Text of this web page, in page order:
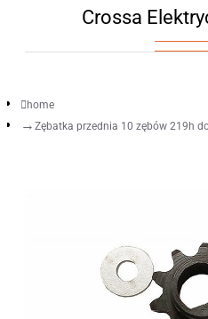
Crossa
home
Zębatka przednia 10 zębów 219h